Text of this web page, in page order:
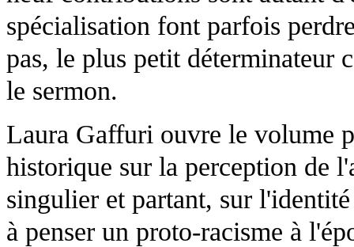
spécialisation font parfois
pas, le plus petit déterminateur
le sermon.
Laura Gaffuri ouvre le volume
historique sur la perception de
singulier et partant, sur
à penser un proto-racisme à